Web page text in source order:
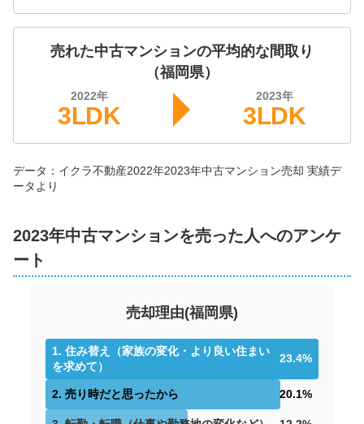
階数:5階 専有面積:51㎡
株式会社福屋不動産販売 千早店
1,400
アーサー宗像アクシス
ハウスドゥ 宗像（株式会社髙山不動産）
アンピール教育大前2
階数:3階 専有面積:79㎡
ハウスドゥ 宗像（株式会社髙山不動産）
売れた中古マンションの平均的な間取り
（福岡県）
2022年
3LDK
2023年
3LDK
データ：イクラ不動産2022年2023年中古マンション売却 実績デ
ータより
2023年中古マンションを売った人へのアンケ
ート
売却理由(福岡県)
1. 住み替え（家族の変化・より良い住まい
を求めて）
23.4%
2. 売り時だと思ったから 20.1%